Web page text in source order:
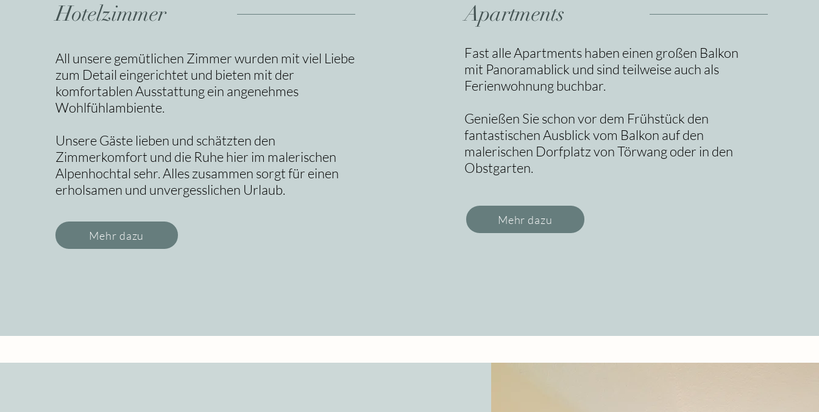
Hotelzimmer
All unsere gemütlichen Zimmer wurden mit viel Liebe
zum Detail eingerichtet und bieten mit der
komfortablen Ausstattung ein angenehmes
Wohlfühlambiente.
Unsere Gäste lieben und schätzten den
Zimmerkomfort und die Ruhe hier im malerischen
Alpenhochtal sehr. Alles zusammen sorgt für einen
erholsamen und unvergesslichen Urlaub.
Mehr dazu
Apartments
Fast alle Apartments haben einen großen Balkon
mit Panoramablick und sind teilweise auch als
Ferienwohnung buchbar.
Genießen Sie schon vor dem Frühstück den
fantastischen Ausblick vom Balkon auf den
malerischen Dorfplatz von Törwang oder in den
Obstgarten.
Mehr dazu